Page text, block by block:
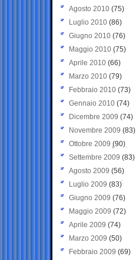
Agosto 2010 (75)
Luglio 2010 (86)
Giugno 2010 (76)
Maggio 2010 (75)
Aprile 2010 (66)
Marzo 2010 (79)
Febbraio 2010 (73)
Gennaio 2010 (74)
Dicembre 2009 (74)
Novembre 2009 (83)
Ottobre 2009 (90)
Settembre 2009 (83)
Agosto 2009 (56)
Luglio 2009 (83)
Giugno 2009 (76)
Maggio 2009 (72)
Aprile 2009 (74)
Marzo 2009 (50)
Febbraio 2009 (69)